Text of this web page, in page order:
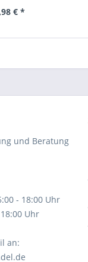
€ *
und Beratung
- 18:00 Uhr
Uhr
an: